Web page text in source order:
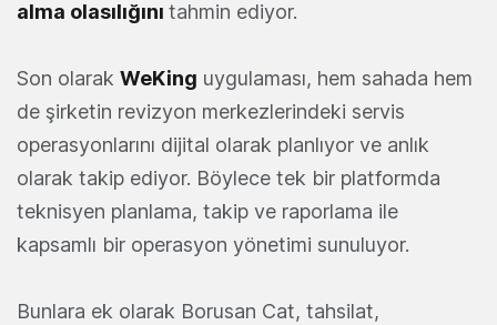
alma olasılığını tahmin ediyor.
Son olarak WeKing uygulaması, hem sahada hem
de şirketin revizyon merkezlerindeki servis
operasyonlarını dijital olarak planlıyor ve anlık
olarak takip ediyor. Böylece tek bir platformda
teknisyen planlama, takip ve raporlama ile
kapsamlı bir operasyon yönetimi sunuluyor.
Bunlara ek olarak Borusan Cat, tahsilat,